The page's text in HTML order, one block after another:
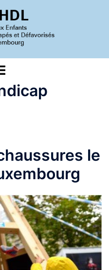
fermer
le